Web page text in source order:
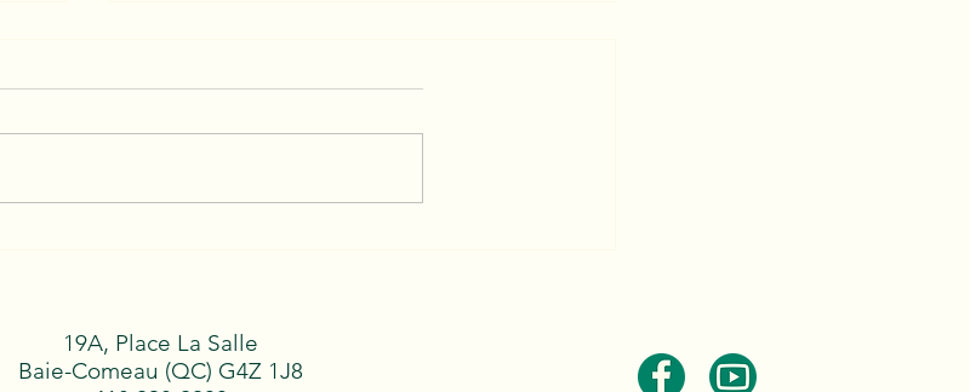
Le Camp de formation des Associations forestières
19A, Place La Salle
Baie-Comeau (QC) G4Z 1J8